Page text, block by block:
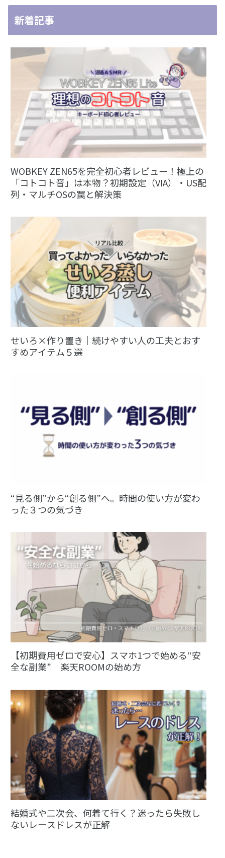
新着記事
WOBKEY ZEN65を完全初心者レビュー！極上の
「コトコト音」は本物？初期設定（VIA）・US配
列・マルチOSの罠と解決策
せいろ×作り置き｜続けやすい人の工夫とおす
すめアイテム５選
“見る側”から“創る側”へ。時間の使い方が変わ
った３つの気づき
【初期費用ゼロで安心】スマホ1つで始める“安
全な副業”｜楽天ROOMの始め方
結婚式や二次会、何着て行く？迷ったら失敗し
ないレースドレスが正解